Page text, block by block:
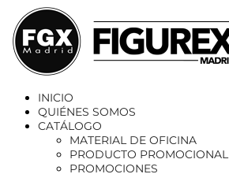
INICIO
QUIÉNES SOMOS
CATÁLOGO
MATERIAL DE OFICINA
PRODUCTO PROMOCIONAL
PROMOCIONES